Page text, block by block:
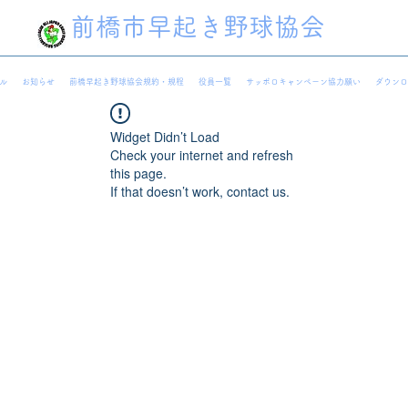
前橋市早起き野球協会
お知らせ 前橋早起き野球協会規約・規程 役員一覧 サッポロキャンペーン協力願い ダウン
Widget Didn’t Load
Check your internet and refresh
this page.
If that doesn’t work, contact us.